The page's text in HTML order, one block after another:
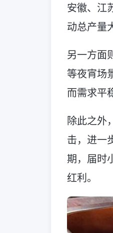
安徽、江
动总产量
另一方面
等夜宵场
而需求平
除此之外
击，进一
期，届时
红利。